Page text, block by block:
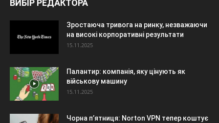
ВИБІР РЕДАКТОРА
Зростаюча тривога на ринку, незважаючи
на високі корпоративні результати
15.11.2025
Палантир: компанія, яку цінують як
військову машину
15.11.2025
Чорна п’ятниця: Norton VPN тепер коштує